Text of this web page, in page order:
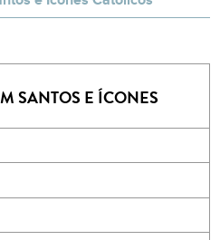
SANTOS E ÍCONES